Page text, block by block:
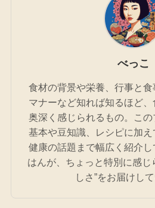
べっこ
食材の背景や栄養、行事と
マナーなど知れば知るほど、
奥深く感じられるもの。こ
基本や豆知識、レシピに加
健康の話題まで幅広く紹介
はんが、ちょっと特別に感じ
しさ”をお届けして